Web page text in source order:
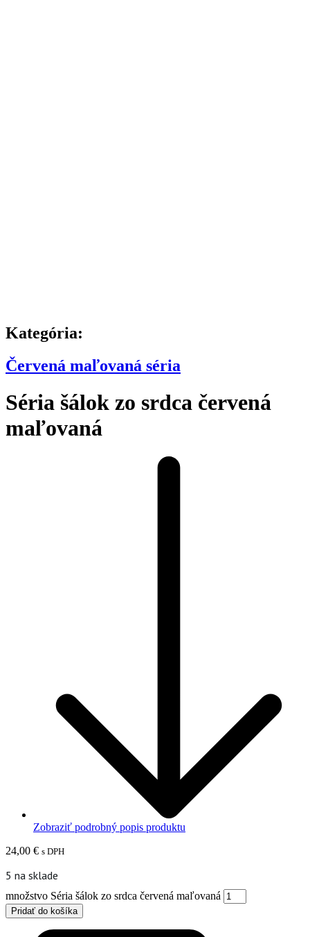
Kategória:
Červená maľovaná séria
Séria šálok zo srdca červená
maľovaná
Zobraziť podrobný popis produktu
24,00 € s DPH
5 na sklade
množstvo Séria šálok zo srdca červená maľovaná
Pridať do košíka